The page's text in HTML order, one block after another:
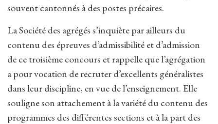
souvent cantonnés à des postes précaires.
La Société des agrégés s’inquiète par ailleurs du
contenu des épreuves d’admissibilité et d’admission
de ce troisième concours et rappelle que l’agrégation
a pour vocation de recruter d’excellents généralistes
dans leur discipline, en vue de l’enseignement. Elle
souligne son attachement à la variété du contenu des
programmes des différentes sections et à la part des